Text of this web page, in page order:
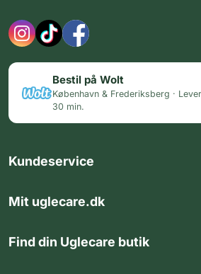
Bestil på Wolt
København & Frederiksberg ·
30 min.
Kundeservice
Mit uglecare.dk
Find din Uglecare butik